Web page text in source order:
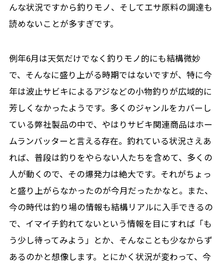
んな状況ですから釣りモノ、そしてエサ原料の調達も
読めないことが多すぎです。
例年6月は天気だけでなく釣りモノ的にも結構微妙
で、そんなに盛り上がる時期ではないですが、特に今
年は波止サビキによるアジなどの小物釣りが広域的に
芳しくなかったようです。多くのジャンルをカバーし
ている弊社製品の中で、やはりサビキ関連商品はホー
ムランバッターと言える存在。釣れている状況さえあ
れば、普段は釣りをやらない人たちを含めて、多くの
人が動くので、その爆発力は絶大です。それがちょっ
と盛り上がらなかったのが今月だったかなと。また、
今の時代は釣り場の情報も結構リアルに入手できるの
で、イマイチ釣れてないという情報を目にすれば「も
う少し待ってみよう」とか、そんなことも少なからず
あるのかと想像します。とにかく状況が変わって、今